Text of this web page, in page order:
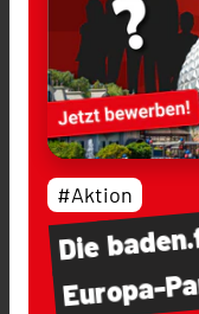
Die
Europa-
#Aktion